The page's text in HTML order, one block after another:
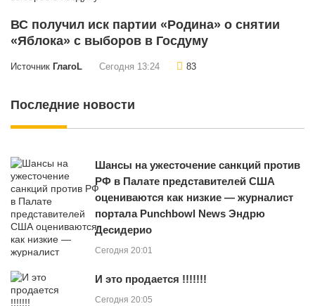
ВС получил иск партии «Родина» о снятии
«Яблока» с выборов в Госдуму
Источник ГлагоL Сегодня 13:24 83
Последние новости
Шансы на ужесточение санкций против
РФ в Палате представителей США
оцениваются как низкие — журналист
портала Punchbowl News Эндрю
Десидерио
Сегодня 20:01
И это продается !!!!!!!
Сегодня 20:05